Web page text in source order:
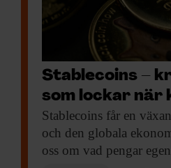
Stablecoins –
som lockar när
Stablecoins får en
och den globala
oss om vad pengar